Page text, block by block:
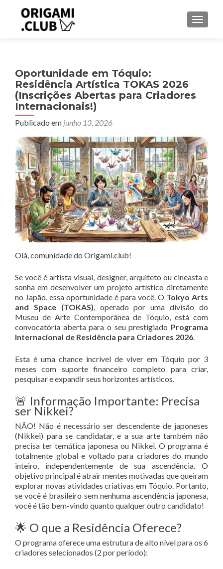
Oportunidade em Tóquio:
Residência Artística TOKAS 2026
(Inscrições Abertas para Criadores
Internacionais!)
Publicado em junho 13, 2026
Olá, comunidade do Origami.club!
Se você é artista visual, designer, arquiteto ou cineasta e
sonha em desenvolver um projeto artístico diretamente
no Japão, essa oportunidade é para você. O Tokyo Arts
and Space (TOKAS), operado por uma divisão do
Museu de Arte Contemporânea de Tóquio, está com
convocatória aberta para o seu prestigiado Programa
Internacional de Residência para Criadores 2026.
Esta é uma chance incrível de viver em Tóquio por 3
meses com suporte financeiro completo para criar,
pesquisar e expandir seus horizontes artísticos.
🚨 Informação Importante: Precisa
ser Nikkei?
NÃO! Não é necessário ser descendente de japoneses
(Nikkei) para se candidatar, e a sua arte também não
precisa ter temática japonesa ou Nikkei. O programa é
totalmente global e voltado para criadores do mundo
inteiro, independentemente de sua ascendência. O
objetivo principal é atrair mentes motivadas que queiram
explorar novas atividades criativas em Tóquio. Portanto,
se você é brasileiro sem nenhuma ascendência japonesa,
você é tão bem-vindo quanto qualquer outro candidato!
🌟 O que a Residência Oferece?
O programa oferece uma estrutura de alto nível para os 6
criadores selecionados (2 por período):